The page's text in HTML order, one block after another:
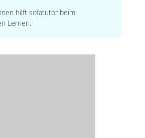
hilft sofatutor beim
Lernen.